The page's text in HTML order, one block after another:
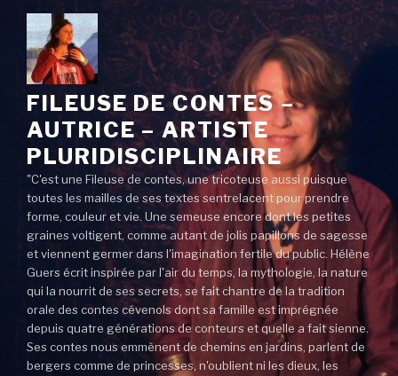
FILEUSE DE CONTES –
AUTRICE – ARTISTE
PLURIDISCIPLINAIRE
"C'est une Fileuse de contes, une tricoteuse aussi puisque
toutes les mailles de ses textes sentrelacent pour prendre
forme, couleur et vie. Une semeuse encore dont les petites
graines voltigent, comme autant de jolis papillons de sagesse
et viennent germer dans l'imagination fertile du public. Hélène
Guers écrit inspirée par l'air du temps, la mythologie, la nature
qui la nourrit de ses secrets, se fait chantre de la tradition
orale des contes cévenols dont sa famille est imprégnée
depuis quatre générations de conteurs et quelle a fait sienne.
Ses contes nous emmènent de chemins en jardins, parlent de
bergers comme de princesses, n'oublient ni les dieux, les